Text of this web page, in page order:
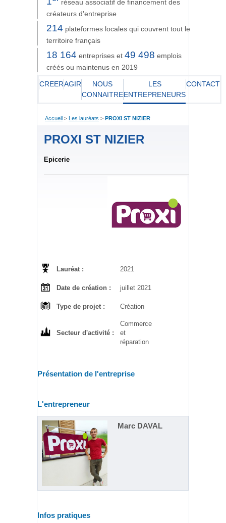
réseau associatif de financement des
créateurs d'entreprise
214 plateformes locales qui couvrent tout le
territoire français
18 164 entreprises et 49 498 emplois
créés ou maintenus en 2019
CREERAGIR
NOUS
CONNAITRE
LES
ENTREPRENEURS
CONTACT
Accueil > Les lauréats > PROXI ST NIZIER
PROXI ST NIZIER
Epicerie
Lauréat : 2021
Date de création : juillet 2021
Type de projet : Création
Secteur d'activité :
Commerce
et
réparation
Présentation de l'entreprise
L'entrepreneur
Marc DAVAL
Infos pratiques